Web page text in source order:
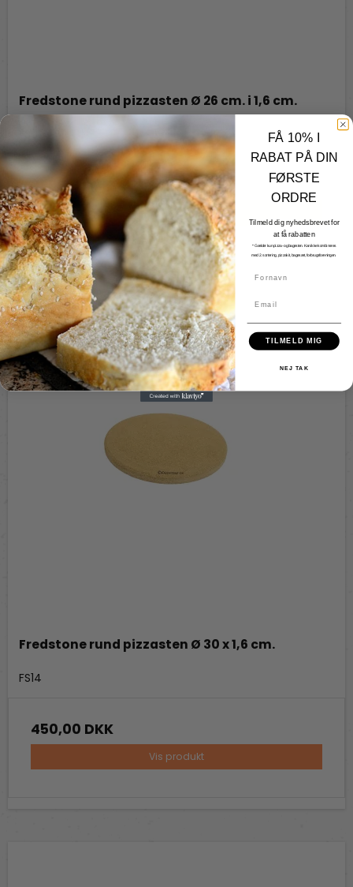
Fredstone rund pizzasten Ø 26 cm. i 1,6 cm.
Fredstone Grill & bageudstyr
395,00 DKK
Vis produkt
Fredstone rund pizzasten Ø 30 x 1,6 cm.
FS14
450,00 DKK
Vis produkt
FÅ 10% I
RABAT PÅ DIN
FØRSTE
ORDRE
Tilmeld dig nyhedsbrevet for
at få rabatten
* Gælder kun pizza- og bagesten. Kan ikke kombineres
med 2. sortering, pizzakit, bagesæt, forbrugsforeningen.
TILMELD MIG
NEJ TAK